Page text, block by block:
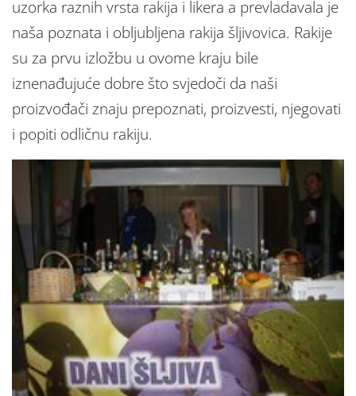
uzorka raznih vrsta rakija i likera a prevladavala je
naša poznata i obljubljena rakija šljivovica. Rakije
su za prvu izložbu u ovome kraju bile
iznenađujuće dobre što svjedoči da naši
proizvođači znaju prepoznati, proizvesti, njegovati
i popiti odličnu rakiju.